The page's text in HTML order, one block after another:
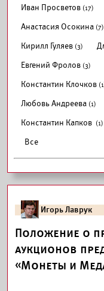
Иван Просветов (17)
Анастасия Осокина (7)
Кирилл Гуляев (3)
Евгений Фролов (3)
Константин Клочков
Любовь Андреева (1)
Константин Капков (1)
Все
Игорь Лаврук
Положение о
аукционов
«Монеты и